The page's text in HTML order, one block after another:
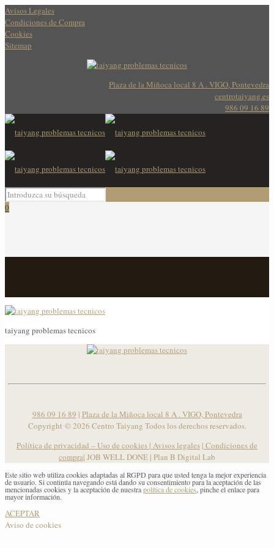
Avisos Legales
Condiciones de Compra
Cookies
Sitemap
Plaza de la Miñoca local 8 A . VIGO, Pontevedra
centrotaiyang.es
986 09 16 89
0
taiyang problemas tecnicos
986 09 16 89 | Plaza de la Miñoca local 8 A . VIGO, Pontevedra
Copyright ©2026 Centro Taiyang Todos los derechos reservados.
Política de privacidad – Uso de cookies | Avisos legales | Condiciones de
compra| JOB WELL DONE | Plan B Digital Lab
Este sitio web utiliza cookies adaptadas al RGPD para que usted tenga la mejor experiencia
de usuario. Si continúa navegando está dando su consentimiento para la aceptación de las
mencionadas cookies y la aceptación de nuestrapolítica de cookies , pinche el enlace para
mayor información.
ACEPTAR
Aviso de cookies